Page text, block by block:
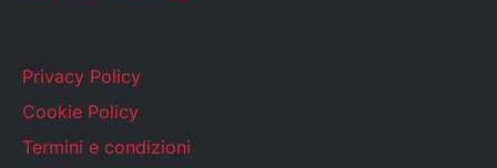
Privacy Policy
Cookie Policy
Termini e condizioni